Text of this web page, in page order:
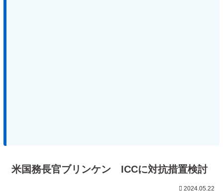
米国務長官ブリンケン ICCに対抗措置検討
2024.05.22